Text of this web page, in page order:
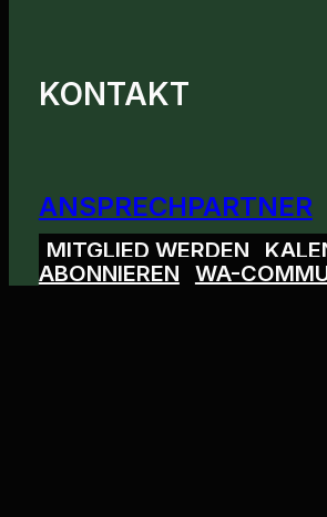
KONTAKT
ANSPRECHPARTNER
MITGLIED WERDEN
ABONNIEREN
WA-